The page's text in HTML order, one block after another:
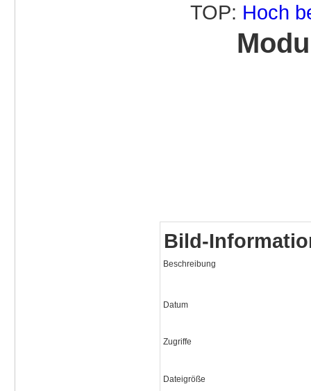
TOP: Hoch
Bild-
Beschreibung
Datum
Zugriffe
Dateigröße